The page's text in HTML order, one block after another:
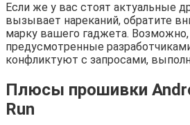
Если же у вас стоят актуальные
вызывает нареканий, обратите
марку вашего гаджета. Возможно,
предусмотренные
конфликтуют с запросами,
Плюсы прошивки
Run